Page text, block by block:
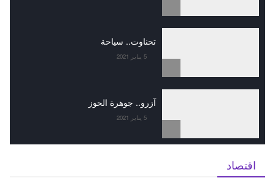
تحناوت.. سياحة
5 يناير 2021
آزرو.. جوهرة الحوز
5 يناير 2021
اقتصاد